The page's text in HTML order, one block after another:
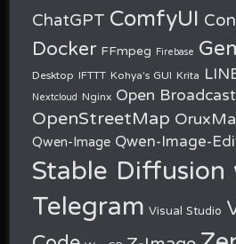
ChatGPT ComfyUI
Docker FFmpeg Firebase
Desktop IFTTT Kohya's GUI Krita
Nextcloud Nginx Open
OpenStreetMap
Qwen-Image Qwen-Image-
Stable Diffusion
Telegram Visual Studio